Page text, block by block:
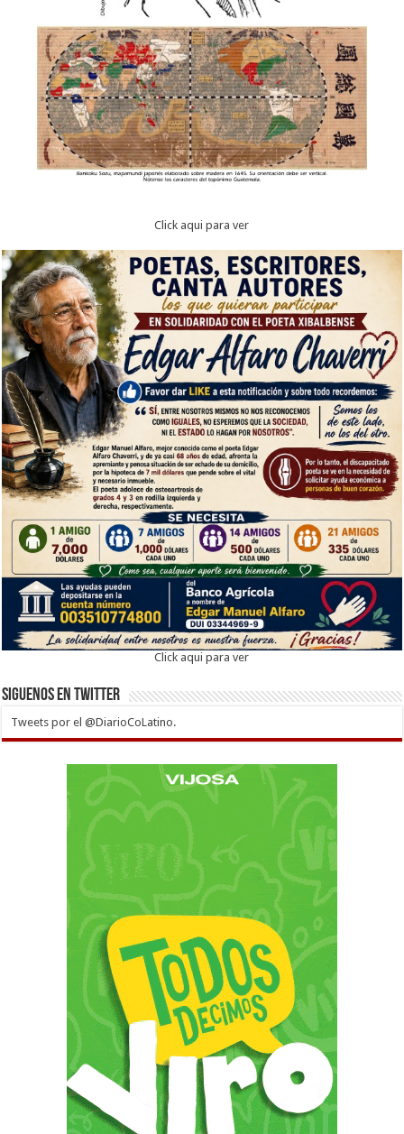
Click aqui para ver
Click aqui para ver
Siguenos en twitter
Tweets por el @DiarioCoLatino.